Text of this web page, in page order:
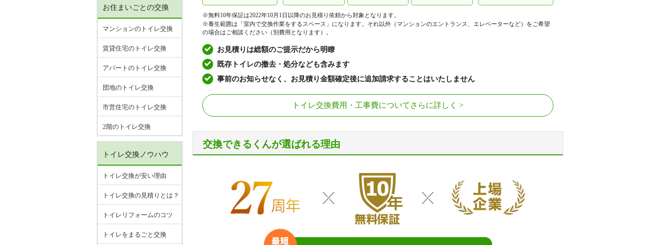
※無料10年保証は2022年10月1日以降のお見積り依頼から対象となります。
※養生範囲は「室内で交換作業をするスペース」になります。それ以外（マンションのエントランス、エレベーターなど）をご希望
の場合はご相談ください（別費用となります）。
お見積りは総額のご提示だから明瞭
既存トイレの撤去・処分なども含みます
事前のお知らせなく、お見積り金額確定後に追加請求することはいたしません
トイレ交換費用・工事費についてさらに詳しく
交換できるくんが選ばれる理由
お住まいごとの交換
マンションのトイレ交換
賃貸住宅のトイレ交換
アパートのトイレ交換
団地のトイレ交換
市営住宅のトイレ交換
2階のトイレ交換
トイレ交換ノウハウ
トイレ交換が安い理由
トイレ交換の見積りとは？
トイレリフォームのコツ
トイレをまるごと交換